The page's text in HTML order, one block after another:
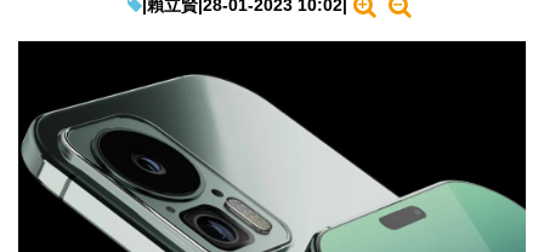
|賴立賢|28-01-2023 10:02|